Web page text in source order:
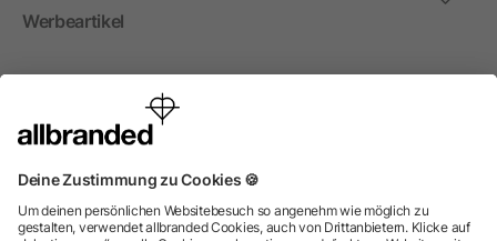
Werbeartikel
International